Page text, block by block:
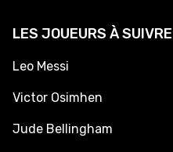
LES JOUEURS À SUIVRE
Leo Messi
Victor Osimhen
Jude Bellingham